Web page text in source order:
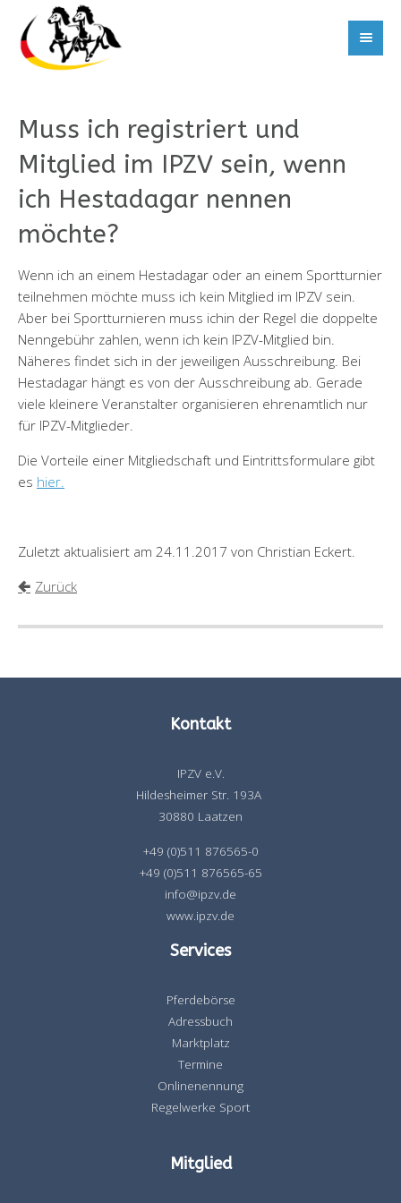
Muss ich registriert und
Mitglied im IPZV sein, wenn
ich Hestadagar nennen
möchte?
Wenn ich an einem Hestadagar oder an einem Sportturnier
teilnehmen möchte muss ich kein Mitglied im IPZV sein.
Aber bei Sportturnieren muss ichin der Regel die doppelte
Nenngebühr zahlen, wenn ich kein IPZV-Mitglied bin.
Näheres findet sich in der jeweiligen Ausschreibung. Bei
Hestadagar hängt es von der Ausschreibung ab. Gerade
viele kleinere Veranstalter organisieren ehrenamtlich nur
für IPZV-Mitglieder.
Die Vorteile einer Mitgliedschaft und Eintrittsformulare gibt
es hier.
Zuletzt aktualisiert am 24.11.2017 von Christian Eckert.
Zurück
Kontakt
IPZV e.V.
Hildesheimer Str. 193A
30880 Laatzen
+49 (0)511 876565-0
+49 (0)511 876565-65
info@ipzv.de
www.ipzv.de
Services
Pferdebörse
Adressbuch
Marktplatz
Termine
Onlinenennung
Regelwerke Sport
Mitglied